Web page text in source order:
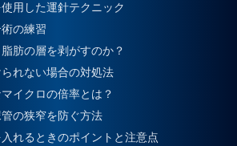
用した運針テクニック
の練習
肪の層を剥がすのか？
れない場合の対処法
イクロの倍率とは？
の狭窄を防ぐ方法
れるときのポイントと注意点